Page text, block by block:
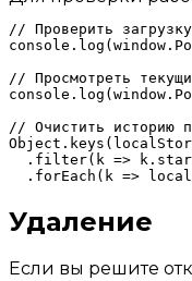
// Проверить
// Просмотреть
// Очистить историю
.filter(k =>
Удаление
Если вы решите